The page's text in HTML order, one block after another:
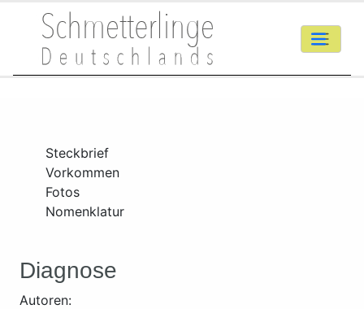
Steckbrief
Vorkommen
Fotos
Nomenklatur
Diagnose
Autoren: